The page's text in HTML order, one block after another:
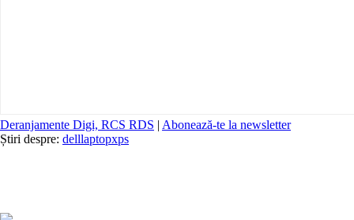
Deranjamente Digi, RCS RDS | Abonează-te la newsletter
Știri despre: delllaptopxps